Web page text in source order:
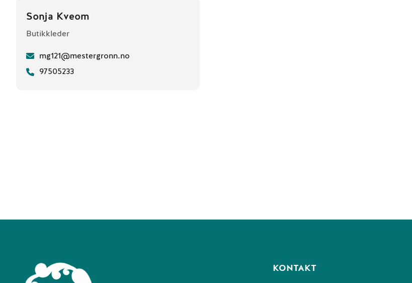
Sonja Kveom
Butikkleder
mg121@mestergronn.no
97505233
KONTAKT